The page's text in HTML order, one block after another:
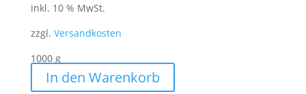
inkl. 10 % MwSt.
zzgl. Versandkosten
1000 g
In den Warenkorb